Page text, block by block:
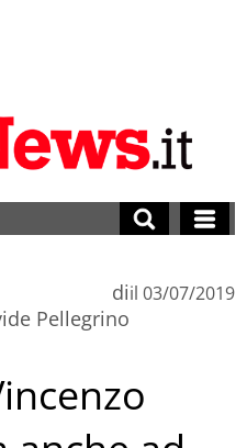
di
Pellegrino
il 03/07/2019